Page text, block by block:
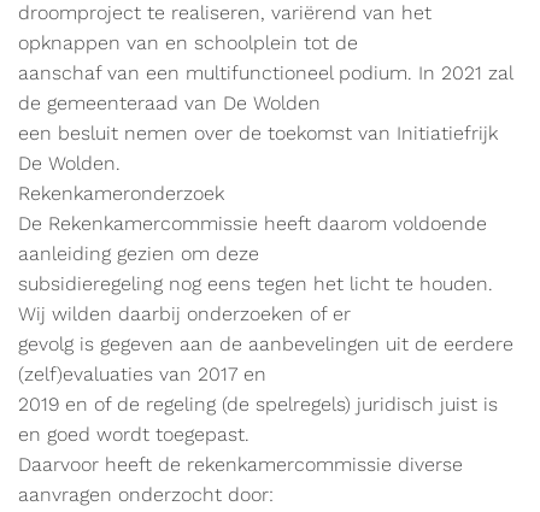
droomproject te realiseren, variërend van het
opknappen van en schoolplein tot de
aanschaf van een multifunctioneel podium. In 2021 zal
de gemeenteraad van De Wolden
een besluit nemen over de toekomst van Initiatiefrijk
De Wolden.
Rekenkameronderzoek
De Rekenkamercommissie heeft daarom voldoende
aanleiding gezien om deze
subsidieregeling nog eens tegen het licht te houden.
Wij wilden daarbij onderzoeken of er
gevolg is gegeven aan de aanbevelingen uit de eerdere
(zelf)evaluaties van 2017 en
2019 en of de regeling (de spelregels) juridisch juist is
en goed wordt toegepast.
Daarvoor heeft de rekenkamercommissie diverse
aanvragen onderzocht door: